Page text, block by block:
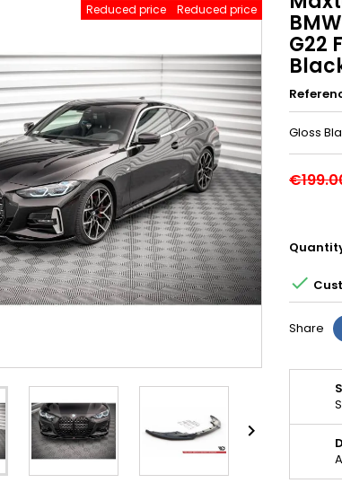
Reduced price
Reduced price

G22
Gloss

Share